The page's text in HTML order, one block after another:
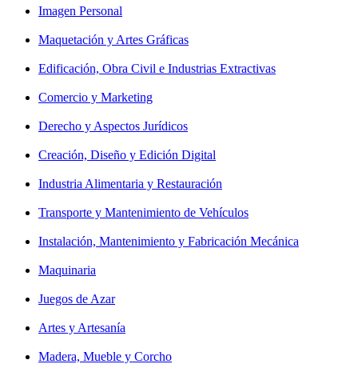
Imagen Personal
Maquetación y Artes Gráficas
Edificación, Obra Civil e Industrias Extractivas
Comercio y Marketing
Derecho y Aspectos Jurídicos
Creación, Diseño y Edición Digital
Industria Alimentaria y Restauración
Transporte y Mantenimiento de Vehículos
Instalación, Mantenimiento y Fabricación Mecánica
Maquinaria
Juegos de Azar
Artes y Artesanía
Madera, Mueble y Corcho